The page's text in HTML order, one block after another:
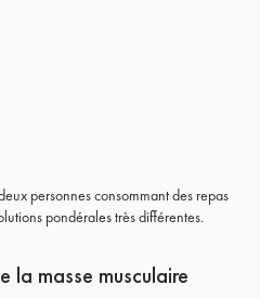
personnes consommant des repas
pondérales très différentes.
la masse musculaire